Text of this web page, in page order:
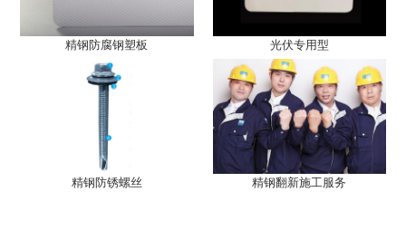
精钢防腐钢塑板 光伏专用型
精钢防锈螺丝 精钢翻新施工服务